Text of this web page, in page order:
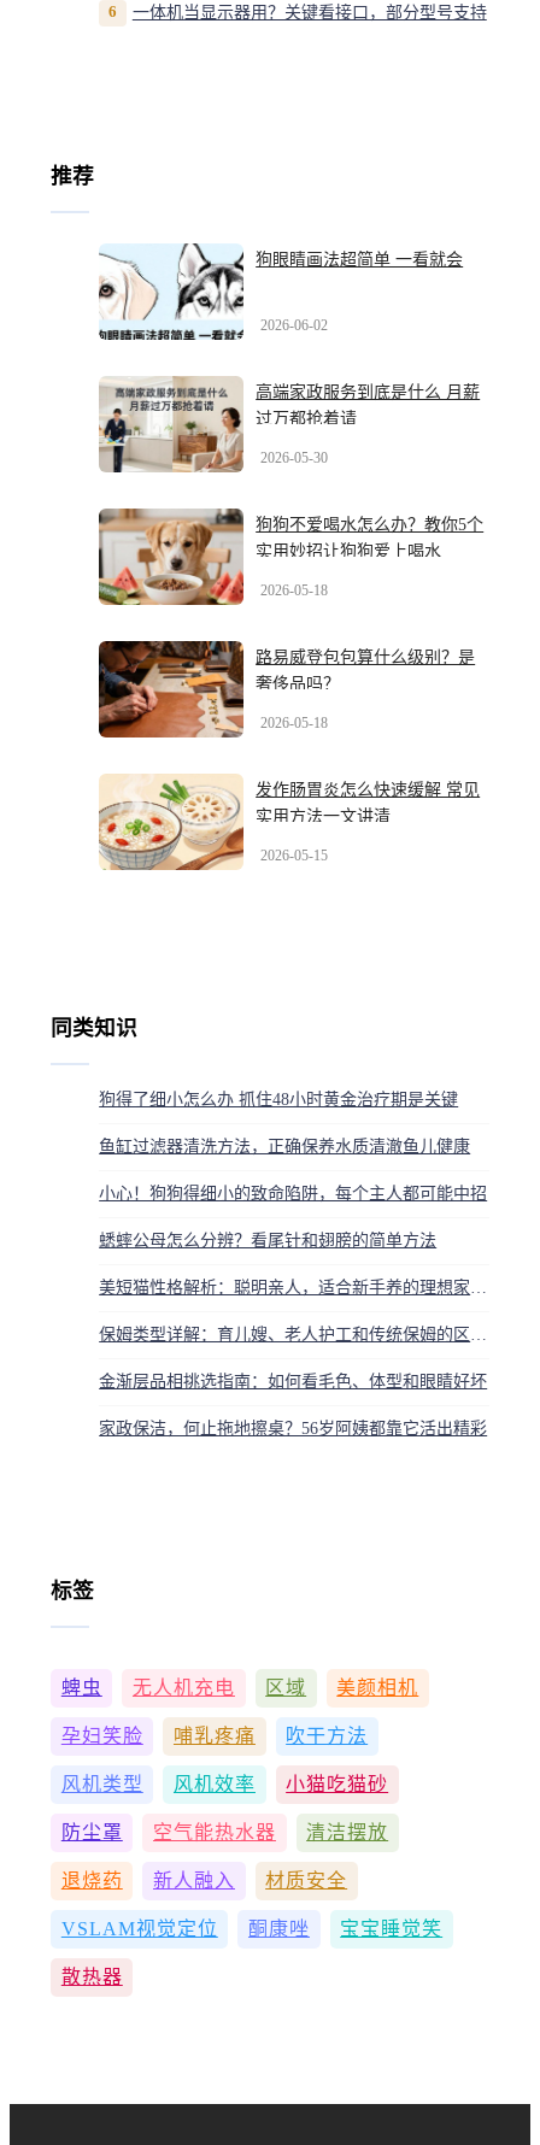
6 一体机当显示器用？关键看接口，部分型号支持
推荐
狗眼睛画法超简单 一看就会
2026-06-02
高端家政服务到底是什么 月薪
过万都抢着请
2026-05-30
狗狗不爱喝水怎么办？教你5个
实用妙招让狗狗爱上喝水
2026-05-18
路易威登包包算什么级别？是
奢侈品吗？
2026-05-18
发作肠胃炎怎么快速缓解 常见
实用方法一文讲清
2026-05-15
同类知识
狗得了细小怎么办 抓住48小时黄金治疗期是关键
鱼缸过滤器清洗方法，正确保养水质清澈鱼儿健康
小心！狗狗得细小的致命陷阱，每个主人都可能中招
蟋蟀公母怎么分辨？看尾针和翅膀的简单方法
金渐层品相挑选指南：如何看毛色、体型和眼睛好坏
家政保洁，何止拖地擦桌？56岁阿姨都靠它活出精彩
标签
蜱虫 无人机充电 区域 美颜相机
孕妇笑脸 哺乳疼痛 吹干方法
风机类型 风机效率 小猫吃猫砂
防尘罩 空气能热水器 清洁摆放
退烧药 新人融入 材质安全
VSLAM视觉定位 酮康唑 宝宝睡觉笑
散热器